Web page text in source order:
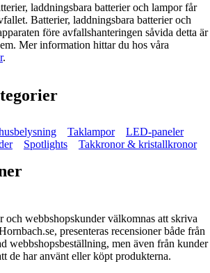
laddningsbara batterier och lampor får
Batterier, laddningsbara batterier och
före avfallshanteringen såvida detta är
Mer information hittar du hos våra
.
Taklampor
LED-paneler
Spotlights Takkronor & kristallkronor
och webbshopskunder välkomnas att skriva
presenteras recensioner både från
webbshopsbeställning, men även från kunder
de har använt eller köpt produkterna.